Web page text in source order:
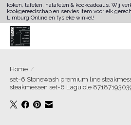
koken, tafelen, natafelen & kookcadeaus. Wij
kookgereedschap en servies item voor elk
Limburg Online en fysieke winkel!
Home /
set-6 Stonewash premium line
steakmessen set-6 Laguiole